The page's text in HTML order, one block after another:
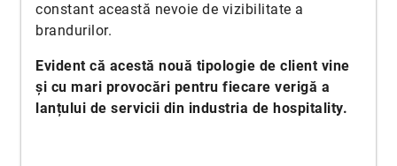
constant această nevoie de vizibilitate a
brandurilor.
Evident că acestă nouă tipologie de client vine
și cu mari provocări pentru fiecare verigă a
lanțului de servicii din industria de hospitality.